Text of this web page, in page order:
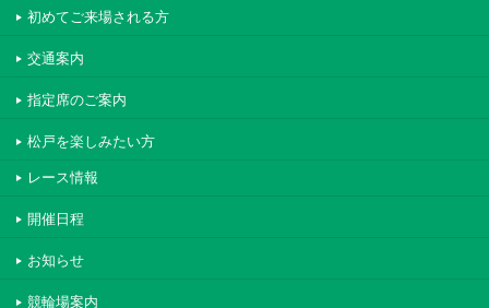
初めてご来場される方
交通案内
指定席のご案内
松戸を楽しみたい方
レース情報
開催日程
お知らせ
競輪場案内